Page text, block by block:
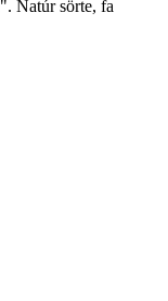
Natúr sörte, fa